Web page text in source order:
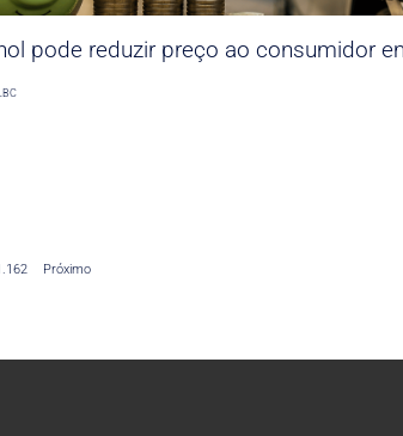
pode reduzir preço ao consumidor
Próximo